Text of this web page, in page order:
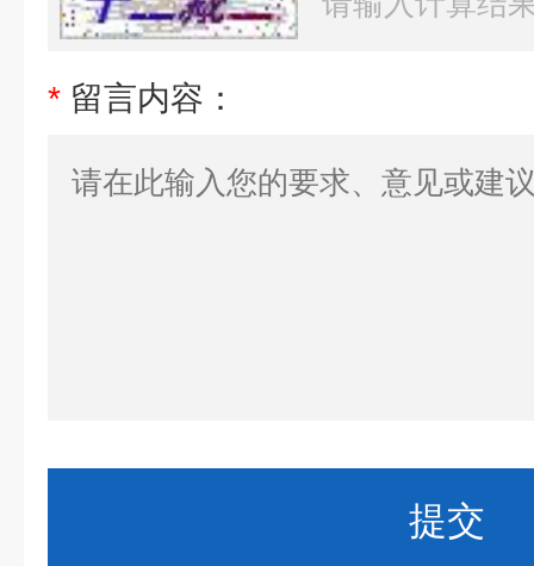
* 留言内容：